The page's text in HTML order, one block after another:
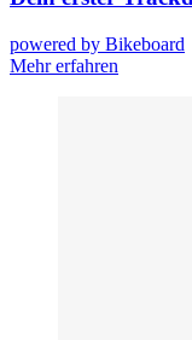
powered by Bikeboard
Mehr erfahren